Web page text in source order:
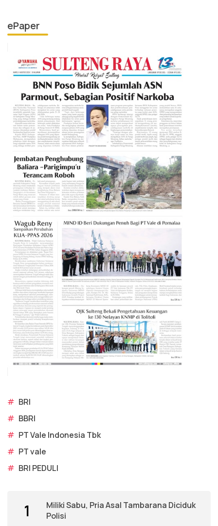
ePaper
# BRI
# BBRI
# PT Vale Indonesia Tbk
# PT vale
# BRI PEDULI
1
Miliki Sabu, Pria Asal Tambarana Diciduk
Polisi